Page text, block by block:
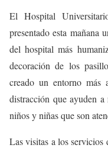
El Hospital
presentado esta mañana
del hospital más
decoración de los
creado un entorno más
distracción que ayuden
niños y niñas que son
Las visitas a los servicios